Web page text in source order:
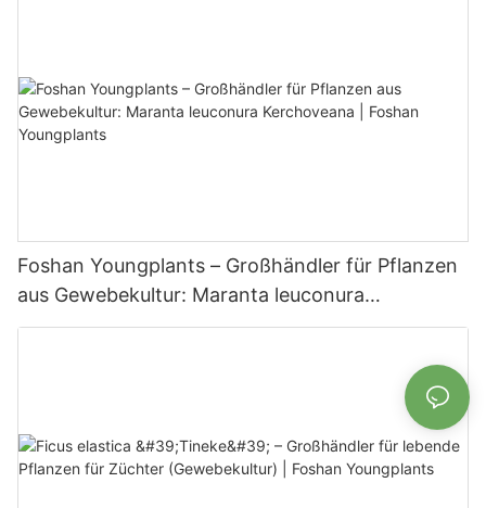
Foshan Youngplants – Großhändler für Pflanzen
aus Gewebekultur: Maranta leuconura
Kerchoveana | Foshan Youngplants